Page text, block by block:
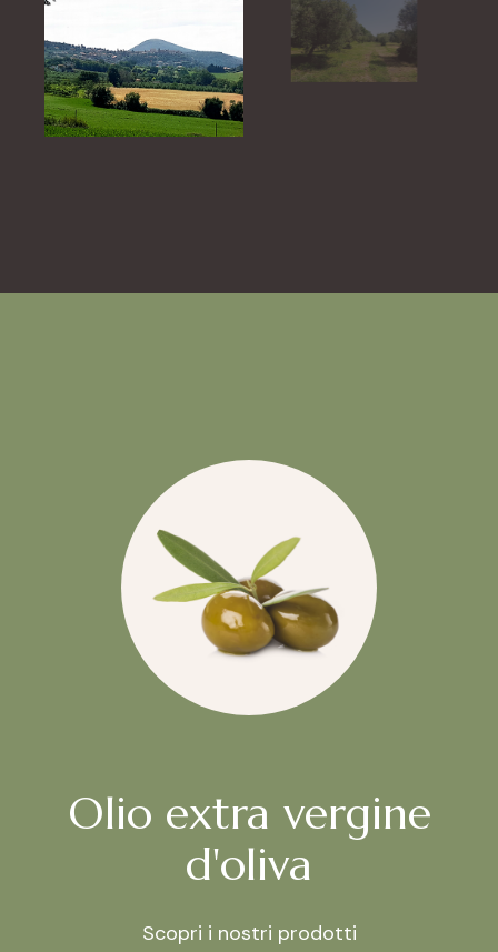
Olio extra vergine
d'oliva
Scopri i nostri prodotti